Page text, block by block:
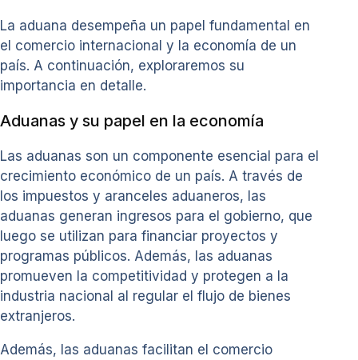
La aduana desempeña un papel fundamental en
el comercio internacional y la economía de un
país. A continuación, exploraremos su
importancia en detalle.
Aduanas y su papel en la economía
Las aduanas son un componente esencial para el
crecimiento económico de un país. A través de
los impuestos y aranceles aduaneros, las
aduanas generan ingresos para el gobierno, que
luego se utilizan para financiar proyectos y
programas públicos. Además, las aduanas
promueven la competitividad y protegen a la
industria nacional al regular el flujo de bienes
extranjeros.
Además, las aduanas facilitan el comercio